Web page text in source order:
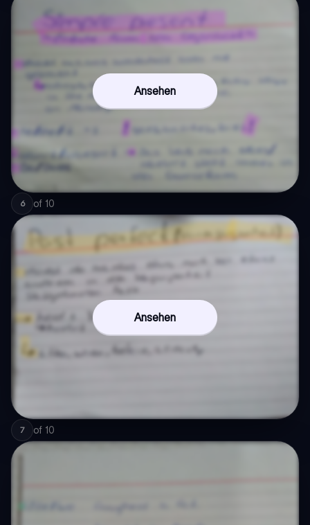
Ansehen
6 of 10
Ansehen
7 of 10